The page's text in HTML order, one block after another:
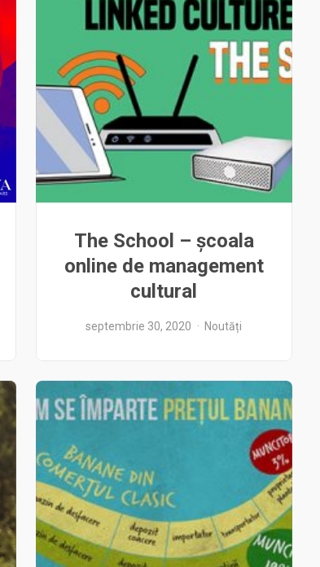
The School – școala
online de management
cultural
septembrie 30, 2020 Noutăți